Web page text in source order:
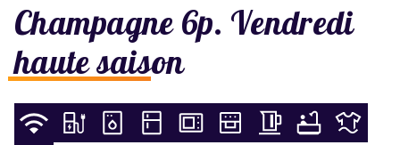
Champagne 6p. Vendredi
haute saison